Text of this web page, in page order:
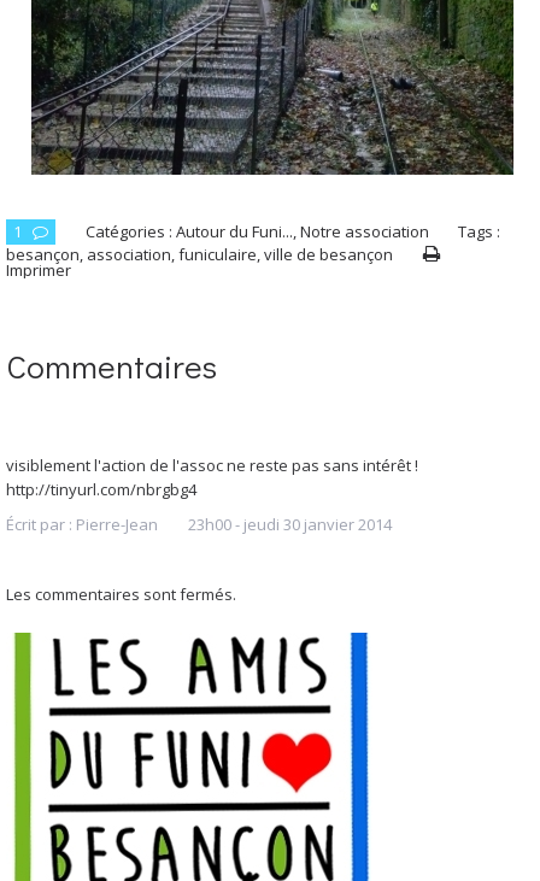
1 Catégories : Autour du Funi... Notre association
Tags :
besançon association funiculaire ville de besançon
Imprimer
Commentaires
visiblement l'action de l'assoc ne reste pas sans intérêt !
http://tinyurl.com/nbrgbg4
Écrit par : Pierre-Jean 23h00- jeudi 30 janvier 2014
Les commentaires sont fermés.